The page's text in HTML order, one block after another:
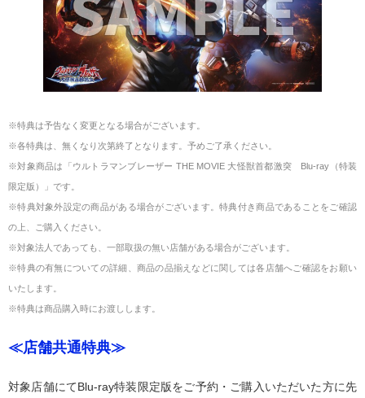
※特典は予告なく変更となる場合がございます。
※各特典は、無くなり次第終了となります。予めご了承ください。
※対象商品は「ウルトラマンブレーザー THE MOVIE 大怪獣首都激突 Blu-ray（特装
限定版）」です。
※特典対象外設定の商品がある場合がございます。特典付き商品であることをご確認
の上、ご購入ください。
※対象法人であっても、一部取扱の無い店舗がある場合がございます。
※特典の有無についての詳細、商品の品揃えなどに関しては各店舗へご確認をお願い
いたします。
※特典は商品購入時にお渡しします。
≪店舗共通特典≫
対象店舗にてBlu-ray特装限定版をご予約・ご購入いただいた方に先